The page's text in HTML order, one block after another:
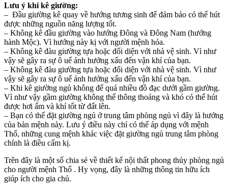
Lưu ý khi kê giường:
– Đầu giường kê quay về hướng tương sinh để đảm bảo có thể hút
được những nguồn năng lượng tốt.
– Không kê đầu giường vào hướng Đông và Đông Nam (hướng
hành Mộc). Vì hướng này kị với người mệnh hỏa.
– Không kê đàu giường tựa hoặc đối diện với nhà vệ sinh. Vì như
vậy sẽ gây ra sự ô uế ảnh hưởng xấu đến vận khí của bạn.
– Không kê đàu giường tựa hoặc đối diện với nhà vệ sinh. Vì như
vậy sẽ gây ra sự ô uế ảnh hưởng xấu đến vận khí của bạn.
– Khi kê giường ngủ không để quá nhiều đồ đạc dưới gầm giường.
Vì như vậy gầm giường không thể thông thoáng và khó có thể hút
được hơi ấm và khí tốt từ đất lên.
– Bạn có thể đặt giường ngủ ở trung tâm phòng ngủ vì đây là hướng
của bản mệnh này. Lưu ý điều này chỉ có thể áp dụng với mệnh
Thổ, những cung mệnh khác việc đặt giường ngủ trung tâm phòng
chính là điều cấm kị.
Trên đây là một số chia sẻ về thiết kế nội thất phong thủy phòng ngủ
cho người mệnh Thổ . Hy vọng, đây là những thông tin hữu ích
giúp ích cho gia chủ.​